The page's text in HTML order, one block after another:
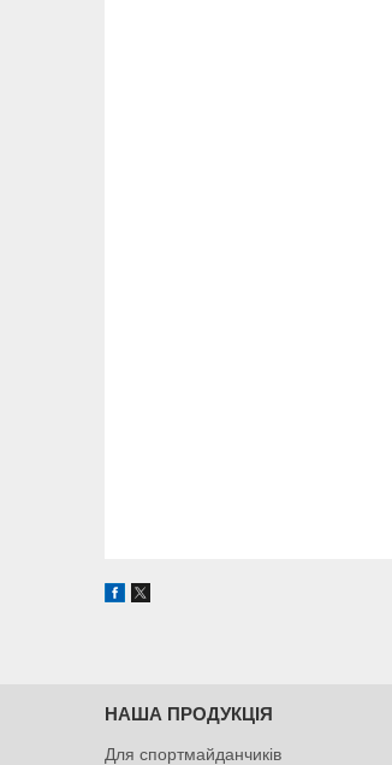
НАША ПРОДУКЦІЯ
Для спортмайданчиків